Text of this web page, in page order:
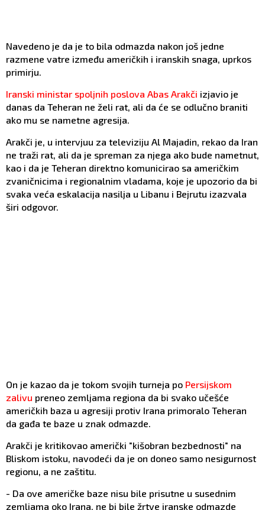
Navedeno je da je to bila odmazda nakon još jedne
razmene vatre između američkih i iranskih snaga, uprkos
primirju.
Iranski ministar spoljnih poslova Abas Arakči izjavio je
danas da Teheran ne želi rat, ali da će se odlučno braniti
ako mu se nametne agresija.
Arakči je, u intervjuu za televiziju Al Majadin, rekao da Iran
ne traži rat, ali da je spreman za njega ako bude nametnut,
kao i da je Teheran direktno komunicirao sa američkim
zvaničnicima i regionalnim vladama, koje je upozorio da bi
svaka veća eskalacija nasilja u Libanu i Bejrutu izazvala
širi odgovor.
On je kazao da je tokom svojih turneja po Persijskom
zalivu preneo zemljama regiona da bi svako učešće
američkih baza u agresiji protiv Irana primoralo Teheran
da gađa te baze u znak odmazde.
Arakči je kritikovao američki "kišobran bezbednosti" na
Bliskom istoku, navodeći da je on doneo samo nesigurnost
regionu, a ne zaštitu.
- Da ove američke baze nisu bile prisutne u susednim
zemljama oko Irana, ne bi bile žrtve iranske odmazde